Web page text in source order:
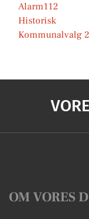
Alarm112
Historisk
Kommunalvalg
OM VORES